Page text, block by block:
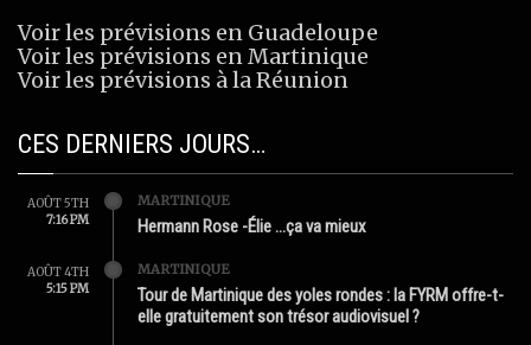
Voir les prévisions en Guadeloupe
Voir les prévisions en Martinique
Voir les prévisions à la Réunion
CES DERNIERS JOURS…
AOÛT 5TH
7:16 PM
MARTINIQUE
Hermann Rose -Élie …ça va mieux
AOÛT 4TH
5:15 PM
MARTINIQUE
Tour de Martinique des yoles rondes : la FYRM offre-t-
elle gratuitement son trésor audiovisuel ?